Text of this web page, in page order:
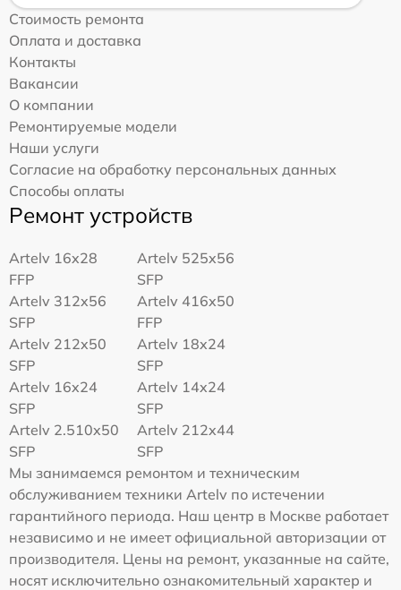
Стоимость ремонта
Оплата и доставка
Контакты
Вакансии
О компании
Ремонтируемые модели
Наши услуги
Согласие на обработку персональных данных
Способы оплаты
Ремонт устройств
Artelv 16x28
FFP
Artelv 525x56
SFP
Artelv 312x56
SFP
Artelv 416x50
FFP
Artelv 212x50
SFP
Artelv 18x24
SFP
Artelv 16x24
SFP
Artelv 14x24
SFP
Artelv 2.510x50
SFP
Artelv 212x44
SFP
Мы занимаемся ремонтом и техническим
обслуживанием техники Artelv по истечении
гарантийного периода. Наш центр в Москве работает
независимо и не имеет официальной авторизации от
производителя. Цены на ремонт, указанные на сайте,
носят исключительно ознакомительный характер и